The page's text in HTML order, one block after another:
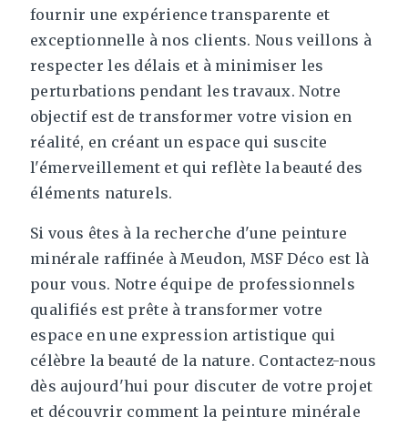
fournir une expérience transparente et
exceptionnelle à nos clients. Nous veillons à
respecter les délais et à minimiser les
perturbations pendant les travaux. Notre
objectif est de transformer votre vision en
réalité, en créant un espace qui suscite
l'émerveillement et qui reflète la beauté des
éléments naturels.
Si vous êtes à la recherche d'une peinture
minérale raffinée à Meudon, MSF Déco est là
pour vous. Notre équipe de professionnels
qualifiés est prête à transformer votre
espace en une expression artistique qui
célèbre la beauté de la nature. Contactez-nous
dès aujourd'hui pour discuter de votre projet
et découvrir comment la peinture minérale